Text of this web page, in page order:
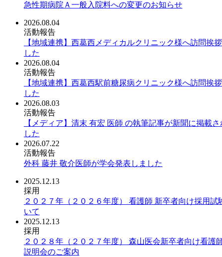
急性期病院Ａ一般入院料への変更のお知らせ
2026.08.04
活動報告
【地域連携】西葛西メディカルクリニック様へ訪問挨
した
2026.08.04
活動報告
【地域連携】西葛西駅前糖尿病クリニック様へ訪問挨
した
2026.08.03
活動報告
【メディア】清末 有宏 医師 の執筆記事が新聞に掲載さ
した
2026.07.22
活動報告
外科 藤井 敬介医師が学会発表しました
2025.12.13
採用
２０２７年（２０２６年度） 看護師 新卒者向け採用試
いて
2025.12.13
採用
２０２８年（２０２７年度） 森山医会新卒者向け看護
説明会のご案内